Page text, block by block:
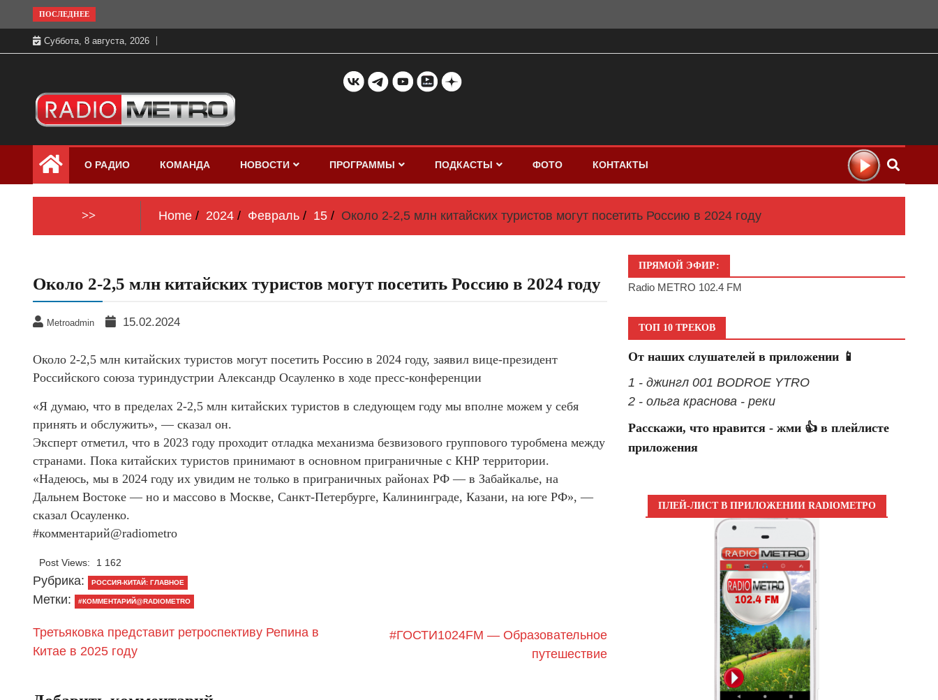
to
content
ПОСЛЕДНЕЕ
Суббота, 8 августа, 2026
Радио МЕТРО
бесплатно в хорошем качестве Санкт-
Петербург и Россия
О РАДИО КОМАНДА НОВОСТИ ПРОГРАММЫ ПОДКАСТЫ ФОТО КОНТАКТЫ
>> Home 2024 Февраль 15 Около 2-2,5 млн китайских туристов могут посетить Россию в 2024 году
Около 2-2,5 млн китайских туристов могут посетить Россию в 2024 году
Metroadmin 15.02.2024
Около 2-2,5 млн китайских туристов могут посетить Россию в 2024 году, заявил вице-президент
Российского союза туриндустрии Александр Осауленко в ходе пресс-конференции
«Я думаю, что в пределах 2-2,5 млн китайских туристов в следующем году мы вполне можем у себя
принять и обслужить», — сказал он.
Эксперт отметил, что в 2023 году проходит отладка механизма безвизового группового туробмена между
странами. Пока китайских туристов принимают в основном приграничные с КНР территории.
«Надеюсь, мы в 2024 году их увидим не только в приграничных районах РФ — в Забайкалье, на
Дальнем Востоке — но и массово в Москве, Санкт-Петербурге, Калининграде, Казани, на юге РФ», —
сказал Осауленко.
#комментарий@radiometro
Post Views: 1 162
Рубрика: РОССИЯ-КИТАЙ: ГЛАВНОЕ
Метки: #КОММЕНТАРИЙ@RADIOMETRO
Третьяковка представит ретроспективу Репина в
Китае в 2025 году
#ГОСТИ1024FM — Образовательное
путешествие
ПРЯМОЙ ЭФИР:
Radio METRO 102.4 FM
ТОП 10 ТРЕКОВ
От наших слушателей в приложении 📱
1 - джингл 001 BODROE YTRO
2 - ольга краснова - реки
Расскажи, что нравится - жми 👍 в плейлисте
приложения
ПЛЕЙ-ЛИСТ В ПРИЛОЖЕНИИ RADIOМЕТРО